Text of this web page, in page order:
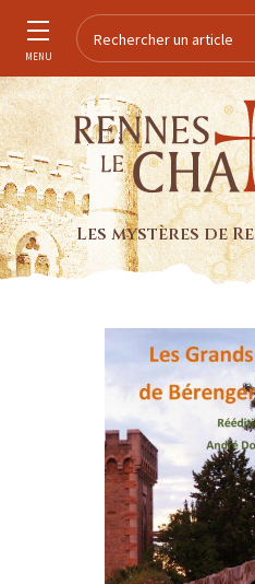
MENU
Les mystères de